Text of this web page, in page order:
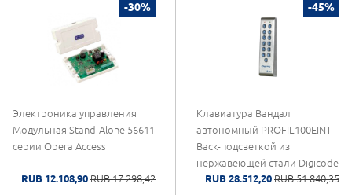
-30%
Электроника управления
Модульная Stand-Alone 56611
серии Opera Access
RUB 12.108,90 RUB 17.298,42
-45%
Клавиатура Вандал
автономный PROFIL100EINT
Back-подсветкой из
нержавеющей стали Digicode
2 Реле контроля доступа
RUB 28.512,20 RUB 51.840,35